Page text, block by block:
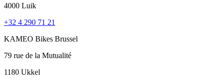
4000 Luik
+32 4 290 71 21
KAMEO Bikes Brussel
79 rue de la Mutualité
1180 Ukkel